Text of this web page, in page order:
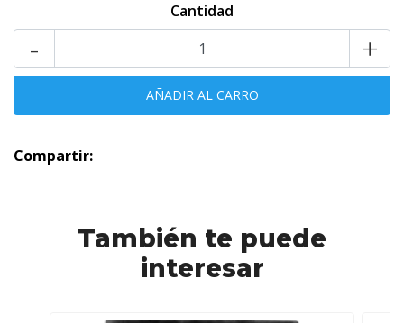
Cantidad
+
-
Compartir:
También te puede
interesar